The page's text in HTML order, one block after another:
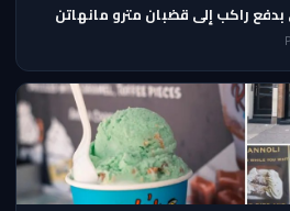
راكب إلى قضبان مترو مانهاتن